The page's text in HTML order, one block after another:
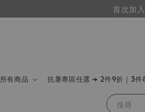
首次加
搜尋
所有商品 抗暑專區任選 ➔ 2件9折｜3件